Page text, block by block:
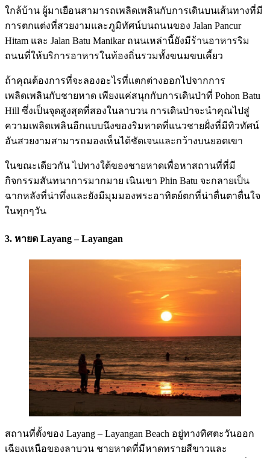
ใกล้บ้าน ผู้มาเยือนสามารถเพลิดเพลินกับการเดินบนเส้นทางที่มี
การตกแต่งที่สวยงามและภูมิทัศน์บนถนนของ Jalan Pancur
Hitam และ Jalan Batu Manikar ถนนเหล่านี้ยังมีร้านอาหารริม
ถนนที่ให้บริการอาหารในท้องถิ่นรวมทั้งขนมขบเคี้ยว
ถ้าคุณต้องการที่จะลองอะไรที่แตกต่างออกไปจากการ
เพลิดเพลินกับชายหาด เพียงแค่สนุกกับการเดินป่าที่ Pohon Batu
Hill ซึ่งเป็นจุดสูงสุดที่สองในลาบวน การเดินป่าจะนำคุณไปสู่
ความเพลิดเพลินอีกแบบนึงของริมหาดที่แนวชายฝั่งที่มีทิวทัศน์
อันสวยงามสามารถมองเห็นได้ชัดเจนและกว้างบนยอดเขา
ในขณะเดียวกัน ไปทางใต้ของชายหาดเพื่อหาสถานที่ที่มี
กิจกรรมสันทนาการมากมาย เนินเขา Phin Batu จะกลายเป็น
ฉากหลังที่น่าทึ่งและยังมีมุมมองพระอาทิตย์ตกที่น่าตื่นตาตื่นใจ
ในทุกๆวัน
3. หายด Layang – Layangan
สถานที่ตั้งของ Layang – Layangan Beach อยู่ทางทิศตะวันออก
เฉียงเหนือของลาบวน ชายหาดที่มีหาดทรายสีขาวและ